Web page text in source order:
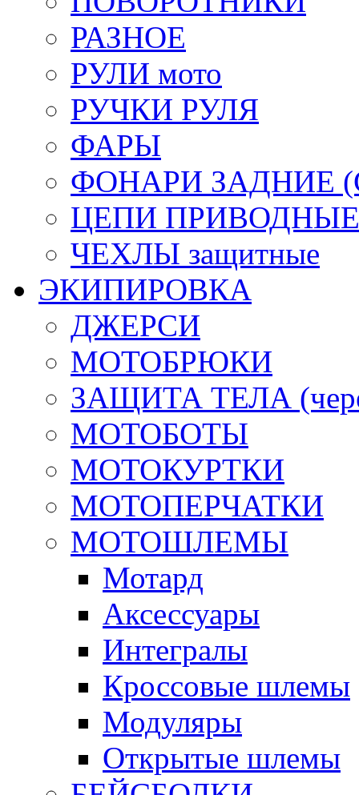
РАЗНОЕ
РУЛИ мото
РУЧКИ РУЛЯ
ФАРЫ
ФОНАРИ ЗАДНИЕ
ЦЕПИ ПРИВОДНЫЕ
ЧЕХЛЫ защитные
ЭКИПИРОВКА
ДЖЕРСИ
МОТОБРЮКИ
ЗАЩИТА ТЕЛА
МОТОБОТЫ
МОТОКУРТКИ
МОТОПЕРЧАТКИ
МОТОШЛЕМЫ
Мотард
Аксессуары
Интегралы
Кроссовые шлемы
Модуляры
Открытые шлемы